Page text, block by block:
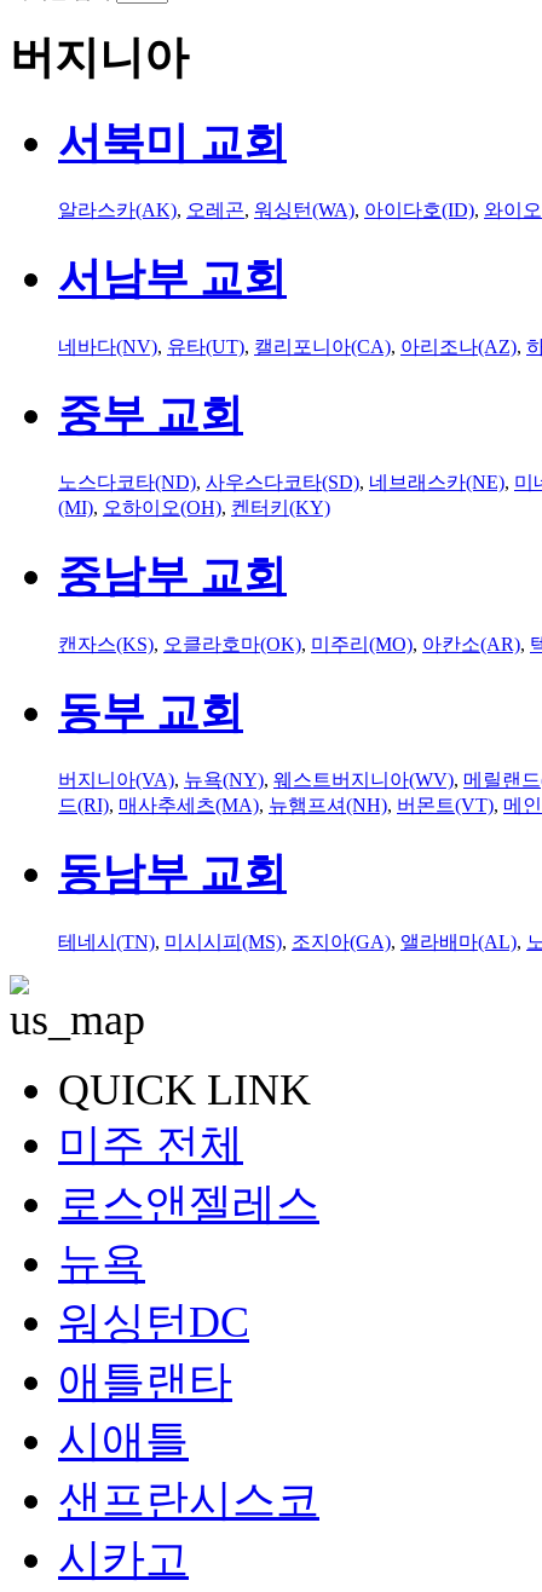
버지니아
서북미 교회
알라스카(AK), 오레곤, 워싱턴(WA), 아이다호(ID), 와이
서남부 교회
네바다(NV), 유타(UT), 캘리포니아(CA), 아리조나(AZ),
중부 교회
노스다코타(ND), 사우스다코타(SD), 네브래스카(NE), 미
(MI), 오하이오(OH), 켄터키(KY)
중남부 교회
캔자스(KS), 오클라호마(OK), 미주리(MO), 아칸소(AR),
동부 교회
버지니아(VA), 뉴욕(NY), 웨스트버지니아(WV), 메릴랜
드(RI), 매사추세츠(MA), 뉴햄프셔(NH), 버몬트(VT), 메
동남부 교회
테네시(TN), 미시시피(MS), 조지아(GA), 앨라배마(AL),
QUICK LINK
미주 전체
로스앤젤레스
뉴욕
워싱턴DC
애틀랜타
시애틀
샌프란시스코
시카고